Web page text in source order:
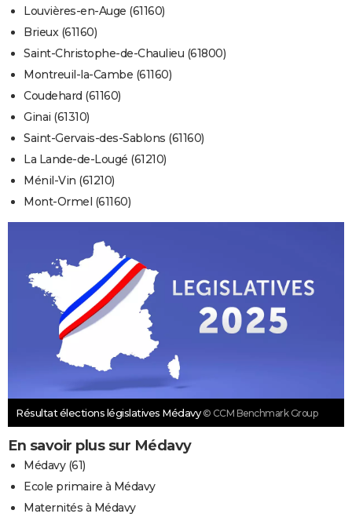
Louvières-en-Auge (61160)
Brieux (61160)
Saint-Christophe-de-Chaulieu (61800)
Montreuil-la-Cambe (61160)
Coudehard (61160)
Ginai (61310)
Saint-Gervais-des-Sablons (61160)
La Lande-de-Lougé (61210)
Ménil-Vin (61210)
Mont-Ormel (61160)
Résultat élections législatives Médavy © CCM Benchmark Group
En savoir plus sur Médavy
Médavy (61)
Ecole primaire à Médavy
Maternités à Médavy